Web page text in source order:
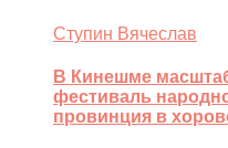
Ступин Вячеслав
В Кинешме
фестиваль
провинция в